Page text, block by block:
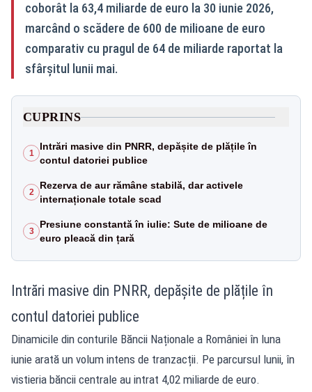
coborât la 63,4 miliarde de euro la 30 iunie 2026,
marcând o scădere de 600 de milioane de euro
comparativ cu pragul de 64 de miliarde raportat la
sfârșitul lunii mai.
CUPRINS
1
Intrări masive din PNRR, depășite de plățile în
contul datoriei publice
2
Rezerva de aur rămâne stabilă, dar activele
internaționale totale scad
3
Presiune constantă în iulie: Sute de milioane de
euro pleacă din țară
Intrări masive din PNRR, depășite de plățile în
contul datoriei publice
Dinamicile din conturile Băncii Naționale a României în luna
iunie arată un volum intens de tranzacții. Pe parcursul lunii, în
vistieria băncii centrale au intrat 4,02 miliarde de euro.